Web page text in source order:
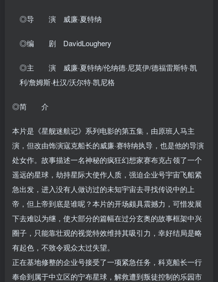
◎导 演 威廉·夏特纳
◎编 剧 DavidLoughery
◎主 演 威廉·夏特纳/伦纳德·尼莫伊/德福雷斯特·凯
利/詹姆斯·杜汉/沃尔特·凯尼格
◎简 介
本片是《星舰迷航记》系列电影的第五集，由原班人马主
演，但改由饰演寇克船长的威廉·赛特纳执导，也是他的导演
处女作。故事描述一名神秘的疯狂幻想家赛布克占领了一个
遥远的星球，劫持星际大使作人质，强迫企业号宇宙飞船紧
急出发，进入没有人做访过的未知宇宙去寻找传说中的上
帝，但上帝到底是谁呢？本片的开场颇具震撼力，可惜发展
下去难以为继，使大部分的篇幅在过分玄奥的故事框架中兴
圈子，只能靠壮观的视觉特效维持其吸引力，幸好结局是略
有起色，不致令观众太过失望。
正在基地修整的企业号接受了一项紧急任务，科克船长一行
奉命到属于中立区的宁布星球，解救遭到叛徒控制的乐园市